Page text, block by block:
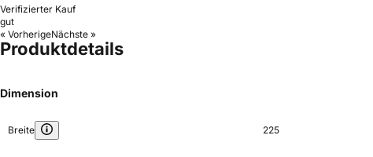
Verifizierter Kauf
gut
« VorherigeNächste »
Produktdetails
Dimension
Breite 225